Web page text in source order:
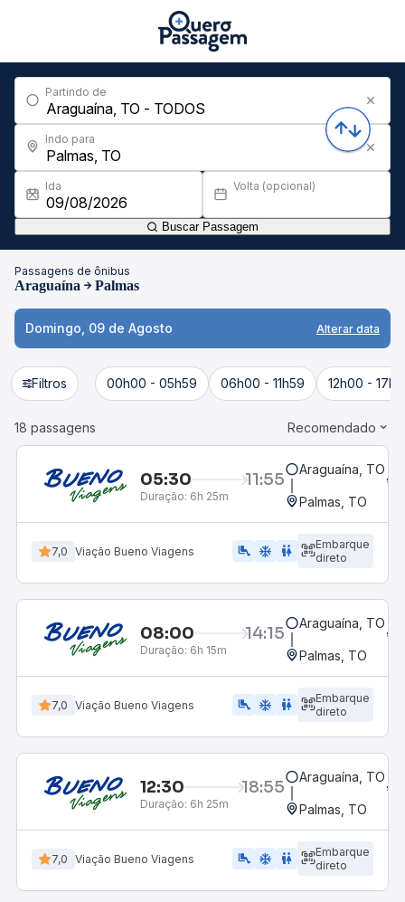
Partindo de
Indo para
Ida Volta (opcional)
Buscar Passagem
Passagens de ônibus
Araguaína Palmas
Domingo, 09 de Agosto Alterar data
Filtros 00h00 - 05h59 06h00 - 11h59 12h00 -
18 passagens Recomendado
05:30 11:55
Duração: 6h 25m
Araguaína, TO
Palmas, TO
7,0 Viação Bueno Viagens airline_seat_legroom_extra ac_unit wc
Embarque
direto
08:00 14:15
Duração: 6h 15m
Araguaína, TO
Palmas, TO
7,0 Viação Bueno Viagens airline_seat_legroom_extra ac_unit wc
Embarque
direto
12:30 18:55
Duração: 6h 25m
Araguaína, TO
Palmas, TO
7,0 Viação Bueno Viagens airline_seat_legroom_extra ac_unit wc
Embarque
direto